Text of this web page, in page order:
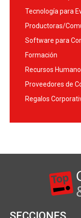
Tecnología para
Productoras/
Software para
Formación
Recursos
Proveedores de
Regalos